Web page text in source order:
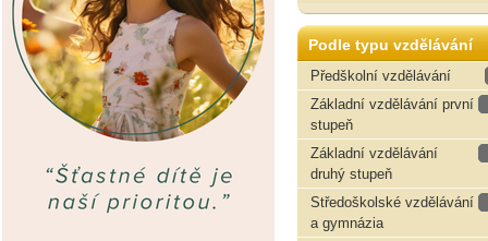
Podle typu vzdělávání
Předškolní vzdělávání
Základní vzdělávání první
stupeň
Základní vzdělávání
druhý stupeň
Středoškolské vzdělávání
a gymnázia